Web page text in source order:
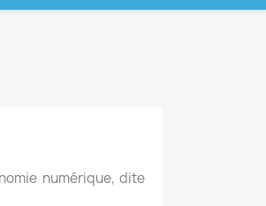
numérique, dite